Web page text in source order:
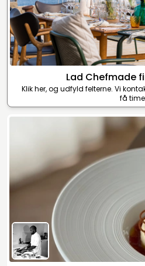
Lad Chefmade
Klik her, og udfyld felterne. Vi
få